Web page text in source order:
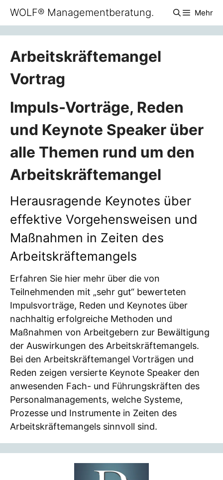
Zum
Inhalt
springen
WOLF® Managementberatung. Mehr
Arbeitskräftemangel
Vortrag
Impuls-Vorträge, Reden
und Keynote Speaker über
alle Themen rund um den
Arbeitskräftemangel
Herausragende Keynotes über
effektive Vorgehensweisen und
Maßnahmen in Zeiten des
Arbeitskräftemangels
Erfahren Sie hier mehr über die von
Teilnehmenden mit „sehr gut“ bewerteten
Impulsvorträge, Reden und Keynotes über
nachhaltig erfolgreiche Methoden und
Maßnahmen von Arbeitgebern zur Bewältigung
der Auswirkungen des Arbeitskräftemangels.
Bei den Arbeitskräftemangel Vorträgen und
Reden zeigen versierte Keynote Speaker den
anwesenden Fach- und Führungskräften des
Personalmanagements, welche Systeme,
Prozesse und Instrumente in Zeiten des
Arbeitskräftemangels sinnvoll sind.